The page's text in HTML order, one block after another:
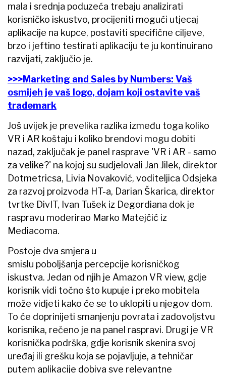
mala i srednja poduzeća trebaju analizirati
korisničko iskustvo, procijeniti mogući utjecaj
aplikacije na kupce, postaviti specifične ciljeve,
brzo i jeftino testirati aplikaciju te ju kontinuirano
razvijati, zaključio je.
>>>Marketing and Sales by Numbers: Vaš
osmijeh je vaš logo, dojam koji ostavite vaš
trademark
Još uvijek je prevelika razlika između toga koliko
VR i AR koštaju i koliko brendovi mogu dobiti
nazad, zaključak je panel rasprave 'VR i AR - samo
za velike?' na kojoj su sudjelovali Jan Jilek, direktor
Dotmetricsa, Livia Novaković, voditeljica Odsjeka
za razvoj proizvoda HT-a, Darian Škarica, direktor
tvrtke DivIT, Ivan Tušek iz Degordiana dok je
raspravu moderirao Marko Matejčić iz
Mediacoma.
Postoje dva smjera u
smislu poboljšanja percepcije korisničkog
iskustva. Jedan od njih je Amazon VR view, gdje
korisnik vidi točno što kupuje i preko mobitela
može vidjeti kako će se to uklopiti u njegov dom.
To će doprinijeti smanjenju povrata i zadovoljstvu
korisnika, rečeno je na panel raspravi. Drugi je VR
korisnička podrška, gdje korisnik skenira svoj
uređaj ili grešku koja se pojavljuje, a tehničar
putem aplikacije dobiva sve relevantne